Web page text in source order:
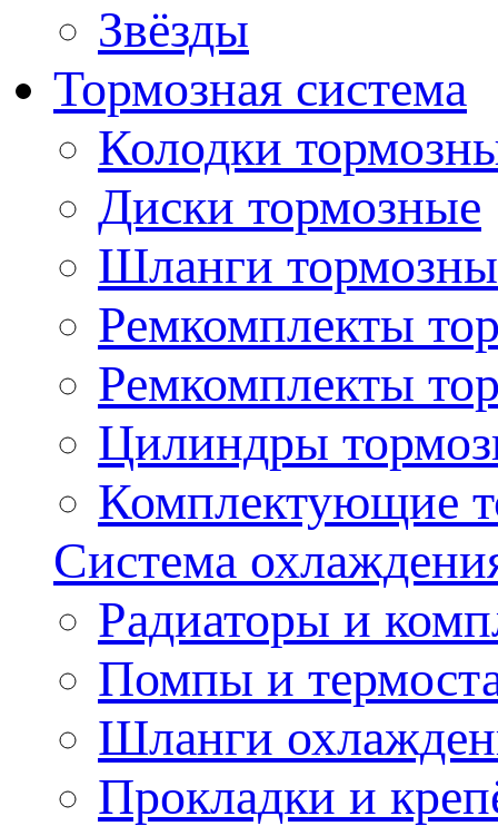
Звёзды
Тормозная система
Колодки
Диски тормозные
Шланги
Ремкомплекты
Ремкомплекты
Цилиндры
Комплектующие
Система
Радиаторы и
Помпы и
Шланги
Прокладки и